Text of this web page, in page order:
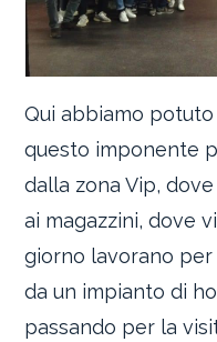
Qui abbiamo
questo imponente
dalla zona Vip,
ai magazzini, dove
giorno lavorano
da un impianto di
passando per la